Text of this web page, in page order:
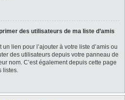
des utilisateurs de ma liste d’amis
lien pour l’ajouter à votre liste d’amis ou
des utilisateurs depuis votre panneau de
nom. C’est également depuis cette page
listes.